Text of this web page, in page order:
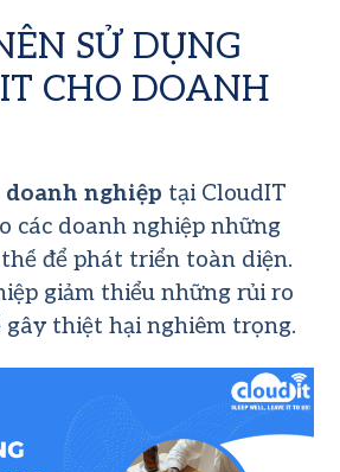
SỬ DỤNG
CHO DOANH
nghiệp tại CloudIT
các doanh nghiệp những
để phát triển toàn diện.
giảm thiểu những rủi ro
gây thiệt hại nghiêm trọng.